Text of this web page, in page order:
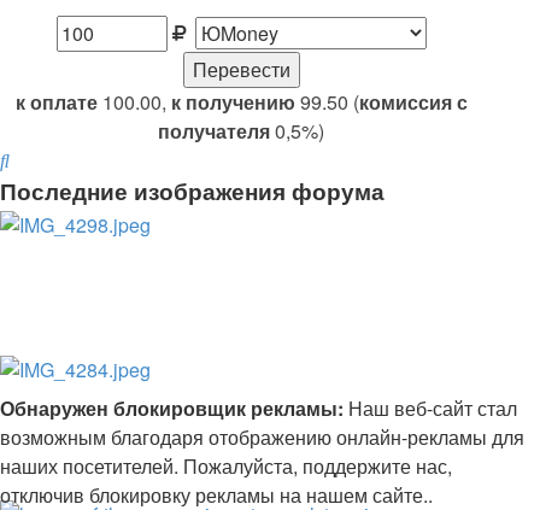
к оплате100.00, к получению 99.50 (комиссия с
получателя0,5%)
Поиск
Последние изображения форума
Обнаружен блокировщик рекламы: Наш веб-сайт стал
возможным благодаря отображению онлайн-рекламы для
наших посетителей. Пожалуйста, поддержите нас,
отключив блокировку рекламы на нашем сайте..